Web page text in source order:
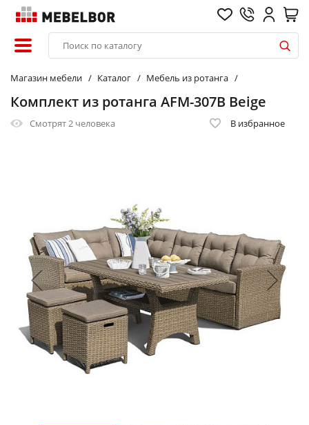
Магазин мебели Каталог Мебель из ротанга
Комплект из ротанга AFM-307B Beige
Смотрят2 человека В избранное